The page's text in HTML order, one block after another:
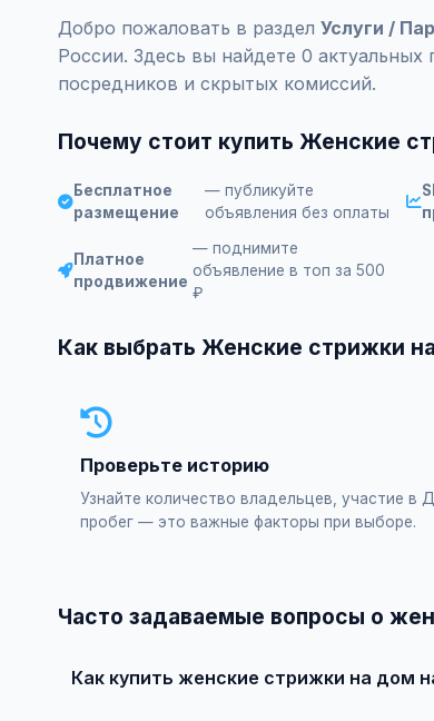
Добро пожаловать в раздел Услуги /
России. Здесь вы найдете 0
посредников и скрытых комиссий.
Почему стоит купить Женские
Бесплатное
размещение
— публикуйте
объявления без оплаты
Платное
продвижение
— поднимите
объявление в топ за 500
₽
Как выбрать Женские стрижки
Проверьте историю
Узнайте количество владельцев, участие в
пробег — это важные факторы при выборе.
Часто задаваемые вопросы о
Как купить женские стрижки на дом